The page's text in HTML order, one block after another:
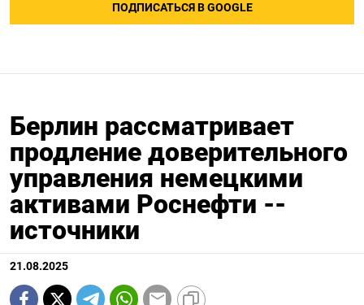
ПОДПИСАТЬСЯ В GOOGLE
Берлин рассматривает
продление доверительного
управления немецкими
активами Роснефти --
источники
21.08.2025